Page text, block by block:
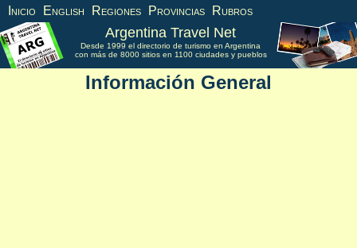
Inicio English Regiones Provincias Rubros
Argentina Travel Net
Desde 1999 el directorio de turismo en Argentina
con más de 8000 sitios en 1100 ciudades y pueblos
Información General